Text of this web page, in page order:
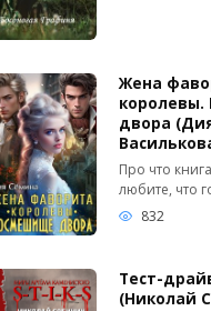
Жена
двора
Про что
любите, что
832
Тест-
(Николай